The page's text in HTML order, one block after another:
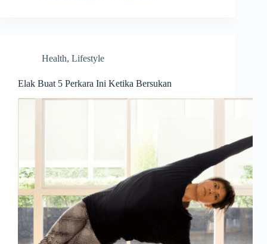
Health, Lifestyle
Elak Buat 5 Perkara Ini Ketika Bersukan